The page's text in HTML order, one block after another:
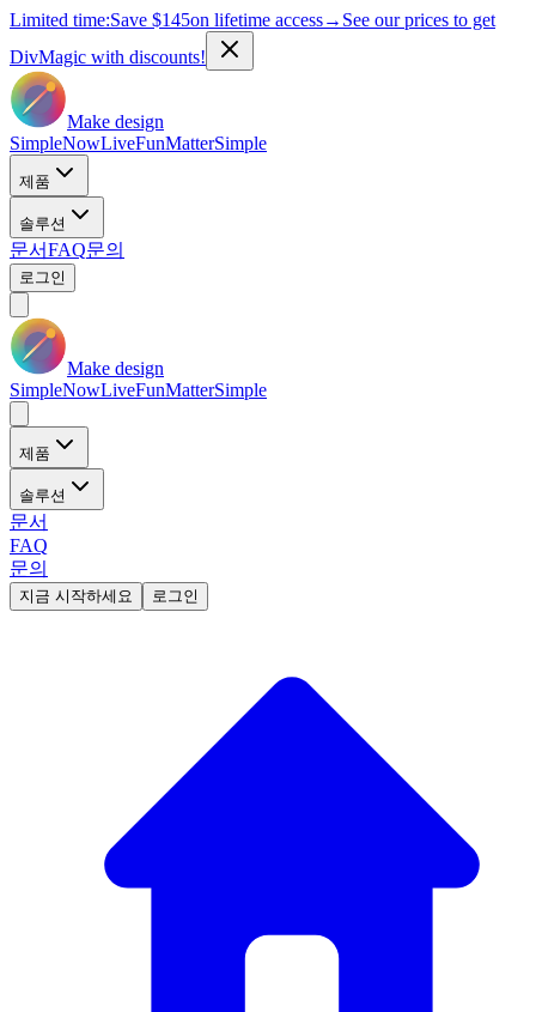
Limited time:Save $145on lifetime access→ See our prices to get
DivMagic with discounts!
Make design
SimpleNowLiveFunMatterSimple
제품
솔루션
문서FAQ문의
로그인
Make design
SimpleNowLiveFunMatterSimple
제품
솔루션
문서
FAQ
문의
지금 시작하세요 로그인